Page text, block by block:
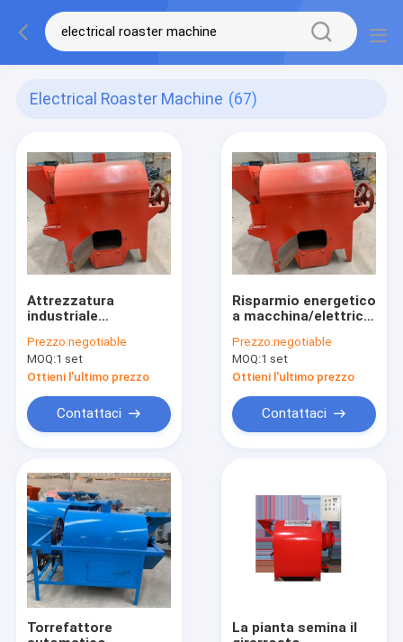
Electrical Roaster Machine (67)
Attrezzatura
industriale
d'energia di
torrefazione del
dado, macchina
elettrica del
girarrosto
Prezzo:negotiable
MOQ:1 set
Ottieni l'ultimo prezzo
Contattaci
Risparmio energetico
a macchina/elettrico
elettrico industriale
del dado del
girarrosto
Prezzo:negotiable
MOQ:1 set
Ottieni l'ultimo prezzo
Contattaci
Torrefattore
La pianta semina il